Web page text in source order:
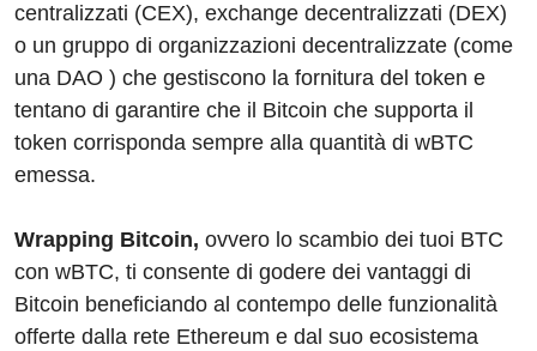
centralizzati (CEX), exchange decentralizzati (DEX)
o un gruppo di organizzazioni decentralizzate (come
una DAO ) che gestiscono la fornitura del token e
tentano di garantire che il Bitcoin che supporta il
token corrisponda sempre alla quantità di wBTC
emessa.
Wrapping Bitcoin, ovvero lo scambio dei tuoi BTC
con wBTC, ti consente di godere dei vantaggi di
Bitcoin beneficiando al contempo delle funzionalità
offerte dalla rete Ethereum e dal suo ecosistema